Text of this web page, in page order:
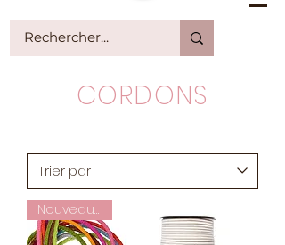
CORDONS
Nouveauté